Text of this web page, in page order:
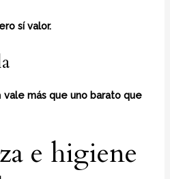
sí valor.
vale más que uno barato que
e higiene